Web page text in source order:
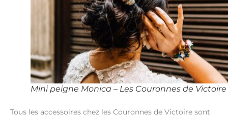
Mini peigne Monica – Les Couronnes de Victoire
Tous les accessoires chez les Couronnes de Victoire sont